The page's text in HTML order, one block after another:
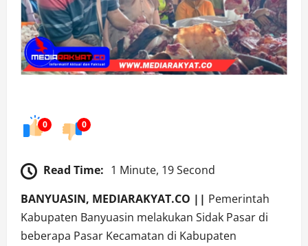
0 0
Read Time: 1 Minute, 19 Second
BANYUASIN, MEDIARAKYAT.CO || Pemerintah
Kabupaten Banyuasin melakukan Sidak Pasar di
beberapa Pasar Kecamatan di Kabupaten